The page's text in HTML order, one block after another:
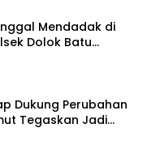
Mendadak di
Dolok Batu
TKP
Dukung Perubahan
Tegaskan Jadi
dan